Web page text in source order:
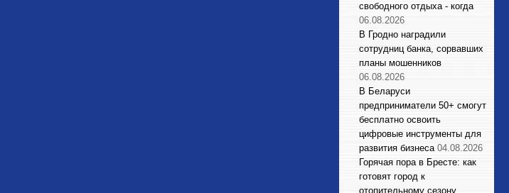
свободного отдыха - когда
06.08.2026
В Гродно наградили
сотрудниц банка, сорвавших
планы мошенников
06.08.2026
В Беларуси
предприниматели 50+ смогут
бесплатно освоить
цифровые инструменты для
развития бизнеса 04.08.2026
Горячая пора в Бресте: как
готовят город к
отопительному сезону